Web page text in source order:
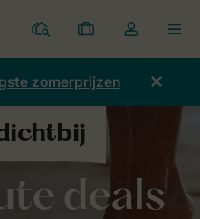
Parken
Mijn
boekingen
Open
de
dropdown
zomerprijzen
deals